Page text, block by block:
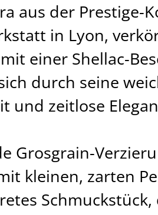
aus der Prestige-
in Lyon,
einer Shellac-
durch seine
und zeitlose
Grosgrain-
kleinen, zarten